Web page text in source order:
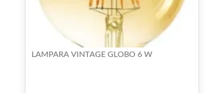
LAMPARA VINTAGE GLOBO 6 W